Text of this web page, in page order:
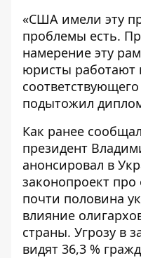
«США имели эту
проблемы есть.
намерение эту
юристы работают
подытожил
Как ранее
президент
анонсировал в
законопроект про
почти половина
влияние
страны. Угрозу в
видят 36,3 %